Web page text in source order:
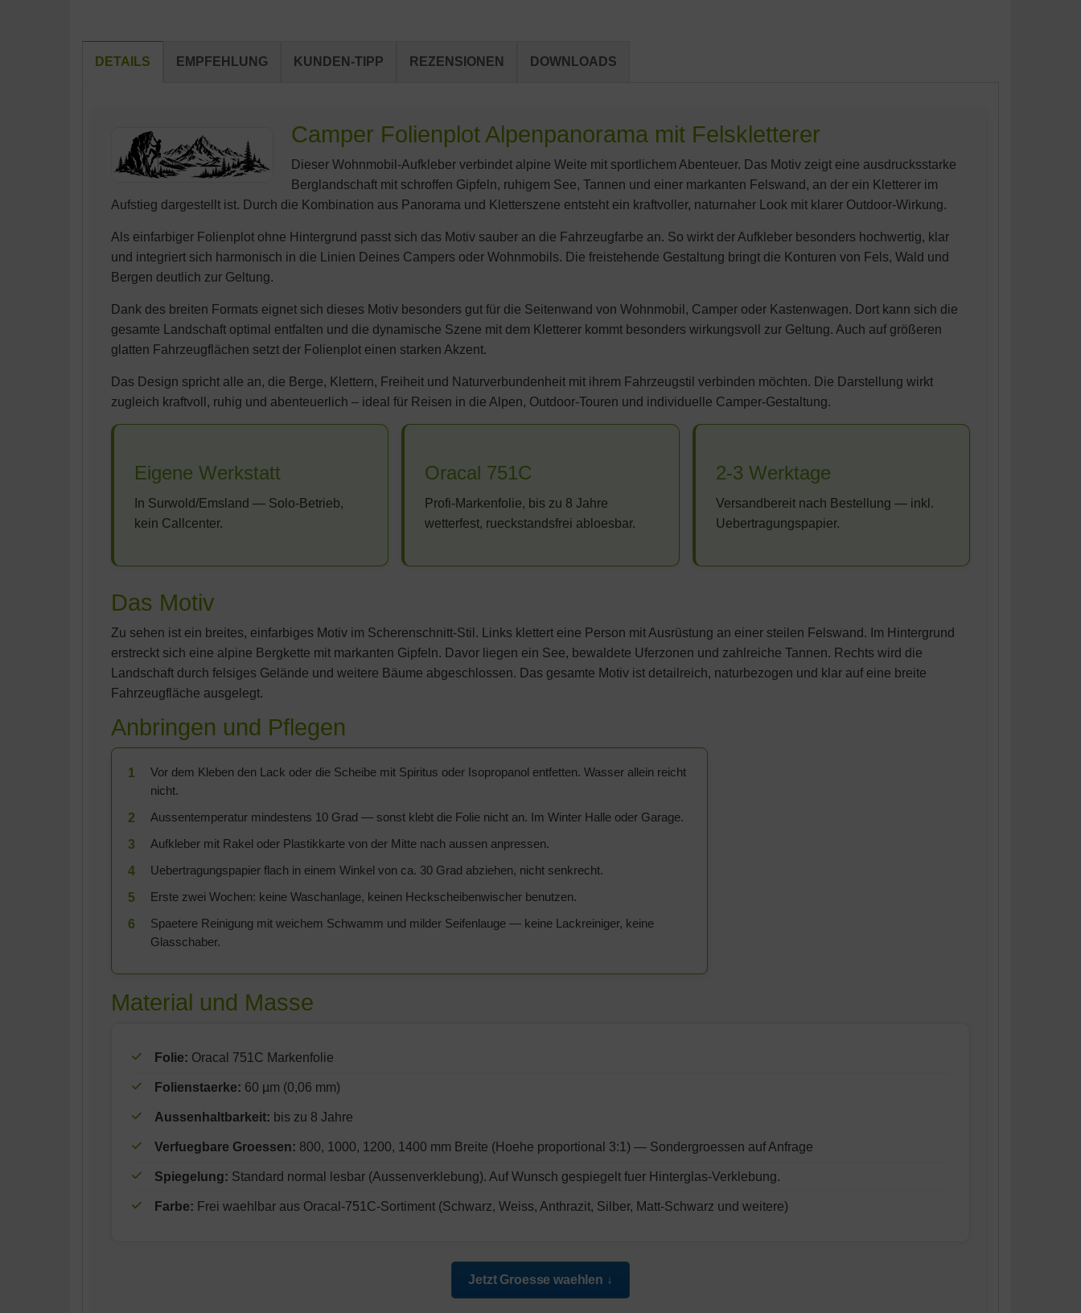
DETAILS EMPFEHLUNG KUNDEN-TIPP REZENSIONEN DOWNLOADS
Camper Folienplot Alpenpanorama mit Felskletterer
Dieser Wohnmobil-Aufkleber verbindet alpine Weite mit sportlichem Abenteuer. Das Motiv zeigt eine ausdrucksstarke
Berglandschaft mit schroffen Gipfeln, ruhigem See, Tannen und einer markanten Felswand, an der ein Kletterer im
Aufstieg dargestellt ist. Durch die Kombination aus Panorama und Kletterszene entsteht ein kraftvoller, naturnaher Look mit klarer Outdoor-Wirkung.
Als einfarbiger Folienplot ohne Hintergrund passt sich das Motiv sauber an die Fahrzeugfarbe an. So wirkt der Aufkleber besonders hochwertig, klar
und integriert sich harmonisch in die Linien Deines Campers oder Wohnmobils. Die freistehende Gestaltung bringt die Konturen von Fels, Wald und
Bergen deutlich zur Geltung.
Dank des breiten Formats eignet sich dieses Motiv besonders gut für die Seitenwand von Wohnmobil, Camper oder Kastenwagen. Dort kann sich die
gesamte Landschaft optimal entfalten und die dynamische Szene mit dem Kletterer kommt besonders wirkungsvoll zur Geltung. Auch auf größeren
glatten Fahrzeugflächen setzt der Folienplot einen starken Akzent.
Das Design spricht alle an, die Berge, Klettern, Freiheit und Naturverbundenheit mit ihrem Fahrzeugstil verbinden möchten. Die Darstellung wirkt
zugleich kraftvoll, ruhig und abenteuerlich – ideal für Reisen in die Alpen, Outdoor-Touren und individuelle Camper-Gestaltung.
Eigene Werkstatt
In Surwold/Emsland — Solo-Betrieb,
kein Callcenter.
Oracal 751C
Profi-Markenfolie, bis zu 8 Jahre
wetterfest, rueckstandsfrei abloesbar.
2-3 Werktage
Versandbereit nach Bestellung — inkl.
Uebertragungspapier.
Das Motiv
Zu sehen ist ein breites, einfarbiges Motiv im Scherenschnitt-Stil. Links klettert eine Person mit Ausrüstung an einer steilen Felswand. Im Hintergrund
erstreckt sich eine alpine Bergkette mit markanten Gipfeln. Davor liegen ein See, bewaldete Uferzonen und zahlreiche Tannen. Rechts wird die
Landschaft durch felsiges Gelände und weitere Bäume abgeschlossen. Das gesamte Motiv ist detailreich, naturbezogen und klar auf eine breite
Fahrzeugfläche ausgelegt.
Anbringen und Pflegen
1
Vor dem Kleben den Lack oder die Scheibe mit Spiritus oder Isopropanol entfetten. Wasser allein reicht
nicht.
2
Aussentemperatur mindestens 10 Grad — sonst klebt die Folie nicht an. Im Winter Halle oder Garage.
3
Aufkleber mit Rakel oder Plastikkarte von der Mitte nach aussen anpressen.
4
Uebertragungspapier flach in einem Winkel von ca. 30 Grad abziehen, nicht senkrecht.
5
Erste zwei Wochen: keine Waschanlage, keinen Heckscheibenwischer benutzen.
6
Spaetere Reinigung mit weichem Schwamm und milder Seifenlauge — keine Lackreiniger, keine
Glasschaber.
Material und Masse
Folie: Oracal 751C Markenfolie
Folienstaerke: 60 µm (0,06 mm)
Aussenhaltbarkeit: bis zu 8 Jahre
Verfuegbare Groessen: 800, 1000, 1200, 1400 mm Breite (Hoehe proportional 3:1) — Sondergroessen auf Anfrage
Spiegelung: Standard normal lesbar (Aussenverklebung). Auf Wunsch gespiegelt fuer Hinterglas-Verklebung.
Farbe: Frei waehlbar aus Oracal-751C-Sortiment (Schwarz, Weiss, Anthrazit, Silber, Matt-Schwarz und weitere)
Jetzt Groesse waehlen ↓